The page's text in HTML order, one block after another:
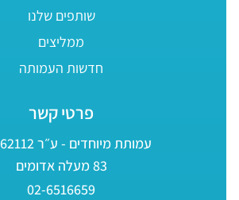
שותפים שלנו
ממליצים
חדשות העמותה
פרטי קשר
עמותת מיוחדים - ע״ר 580662112
83 מעלה אדומים
02-6516659